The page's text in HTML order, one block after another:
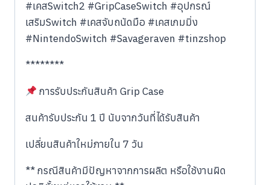
#เคสSwitch2 #GripCaseSwitch #อุปกรณ์
เสริมSwitch #เคสจับถนัดมือ #เคสเกมมิ่ง
#NintendoSwitch #Savageraven #tinzshop
********
การรับประกันสินค้า Grip Case
สนค้ารับประกัน 1 ปี นับจากวันที่ได้รับสินค้า
เปลี่ยนสินค้าใหม่ภายใน 7 วัน
** กรณีสินค้ามีปัญหาจากการผลิต หรือใช้งานผิด